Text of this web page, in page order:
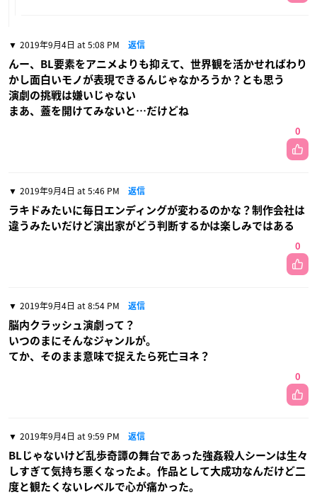
2019年9月4日 at 5:08 PM 返信
んー、BL要素をアニメよりも抑えて、世界観を活かせればわり
かし面白いモノが表現できるんじゃなかろうか？とも思う
演劇の挑戦は嫌いじゃない
まあ、蓋を開けてみないと…だけどね
0
2019年9月4日 at 5:46 PM 返信
ラキドみたいに毎日エンディングが変わるのかな？制作会社は
違うみたいだけど演出家がどう判断するかは楽しみではある
0
2019年9月4日 at 8:54 PM 返信
脳内クラッシュ演劇って？
いつのまにそんなジャンルが。
てか、そのまま意味で捉えたら死亡ヨネ？
0
2019年9月4日 at 9:59 PM 返信
BLじゃないけど乱歩奇譚の舞台であった強姦殺人シーンは生々
しすぎて気持ち悪くなったよ。作品として大成功なんだけど二
度と観たくないレベルで心が痛かった。